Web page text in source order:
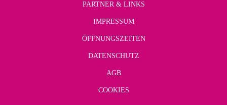
PARTNER & LINKS
IMPRESSUM
ÖFFNUNGSZEITEN
DATENSCHUTZ
AGB
COOKIES